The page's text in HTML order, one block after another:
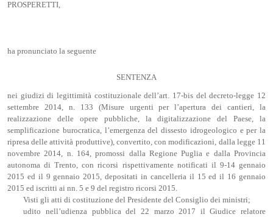
PROSPERETTI,
ha pronunciato la seguente
SENTENZA
nei giudizi di legittimità costituzionale dell’art. 17-bis del decreto-legge 12
settembre 2014, n. 133 (Misure urgenti per l’apertura dei cantieri, la
realizzazione delle opere pubbliche, la digitalizzazione del Paese, la
semplificazione burocratica, l’emergenza del dissesto idrogeologico e per la
ripresa delle attività produttive), convertito, con modificazioni, dalla legge 11
novembre 2014, n. 164, promossi dalla Regione Puglia e dalla Provincia
autonoma di Trento, con ricorsi rispettivamente notificati il 9-14 gennaio
2015 ed il 9 gennaio 2015, depositati in cancelleria il 15 ed il 16 gennaio
2015 ed iscritti ai nn. 5 e 9 del registro ricorsi 2015.
Visti gli atti di costituzione del Presidente del Consiglio dei ministri;
udito nell’udienza pubblica del 22 marzo 2017 il Giudice relatore